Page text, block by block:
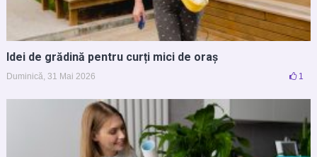
Idei de grădină pentru curți mici de oraș
Duminică, 31 Mai 2026 1